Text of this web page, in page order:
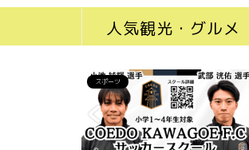
人気観光・グルメ
スポーツ